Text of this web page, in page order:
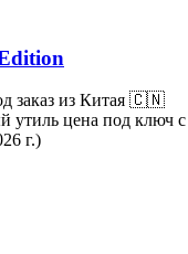
заказ из Китая 🇨🇳
утиль цена под ключ с
г.)